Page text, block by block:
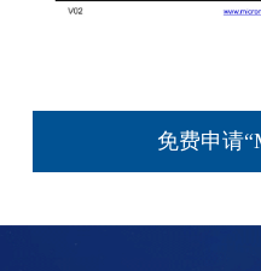
免费申请